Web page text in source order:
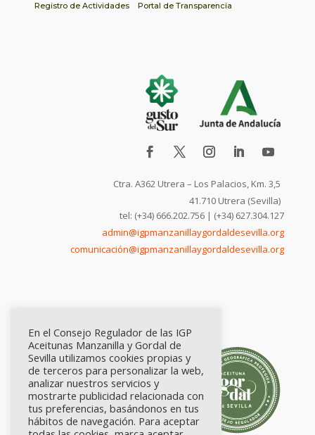
Registro de Actividades
Portal de Transparencia
Ctra. A362 Utrera – Los Palacios, Km. 3,5
41.710 Utrera (Sevilla)
tel: (+34) 666.202.756 | (+34) 627.304.127
admin@igpmanzanillaygordaldesevilla.org
comunicación@igpmanzanillaygordaldesevilla.org
En el Consejo Regulador de las IGP
Aceitunas Manzanilla y Gordal de
Sevilla utilizamos cookies propias y
de terceros para personalizar la web,
analizar nuestros servicios y
mostrarte publicidad relacionada con
tus preferencias, basándonos en tus
hábitos de navegación. Para aceptar